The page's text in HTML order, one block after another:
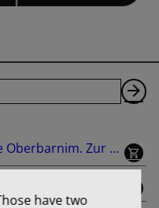
Oberbarnim. Zur ...
have two